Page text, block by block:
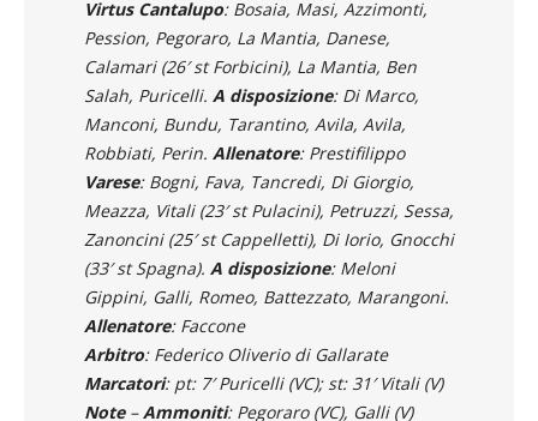
IL TABELLINO
VIRTUS CANTALUPO – VARESE 1-1 (1-0)
Virtus Cantalupo: Bosaia, Masi, Azzimonti,
Pession, Pegoraro, La Mantia, Danese,
Calamari (26′ st Forbicini), La Mantia, Ben
Salah, Puricelli.A disposizione: Di Marco,
Manconi, Bundu, Tarantino, Avila, Avila,
Robbiati, Perin.Allenatore: Prestifilippo
Varese: Bogni, Fava, Tancredi, Di Giorgio,
Meazza, Vitali (23′ st Pulacini), Petruzzi, Sessa,
Zanoncini (25′ st Cappelletti), Di Iorio, Gnocchi
(33′ st Spagna).A disposizione: Meloni
Gippini, Galli, Romeo, Battezzato, Marangoni.
Allenatore: Faccone